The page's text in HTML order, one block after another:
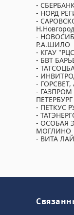
-
- НОРД
-
Н.Новгород
-
Р.А.ШИЛО
- КГАУ
- БВТ
-
-
- ГОРСВЕТ,
- ГАЗПРОМ
ПЕТЕРБУРГ
- ПЕТКУС
-
- ОСОБАЯ
МОГЛИНО
- ВИТА